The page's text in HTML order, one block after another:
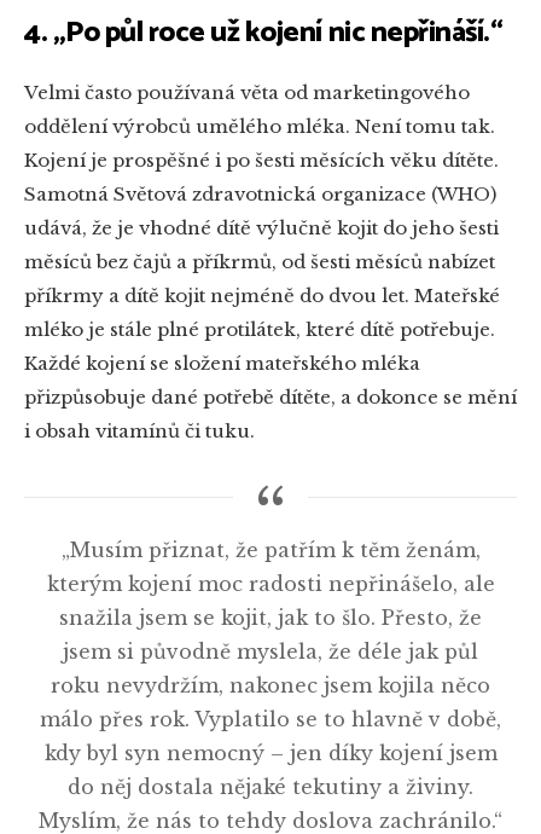
4. „Po půl roce už kojení nic nepřináší.“
Velmi často používaná věta od marketingového
oddělení výrobců umělého mléka. Není tomu tak.
Kojení je prospěšné i po šesti měsících věku dítěte.
Samotná Světová zdravotnická organizace (WHO)
udává, že je vhodné dítě výlučně kojit do jeho šesti
měsíců bez čajů a příkrmů, od šesti měsíců nabízet
příkrmy a dítě kojit nejméně do dvou let. Mateřské
mléko je stále plné protilátek, které dítě potřebuje.
Každé kojení se složení mateřského mléka
přizpůsobuje dané potřebě dítěte, a dokonce se mění
i obsah vitamínů či tuku.
„Musím přiznat, že patřím k těm ženám,
kterým kojení moc radosti nepřinášelo, ale
snažila jsem se kojit, jak to šlo. Přesto, že
jsem si původně myslela, že déle jak půl
roku nevydržím, nakonec jsem kojila něco
málo přes rok. Vyplatilo se to hlavně v době,
kdy byl syn nemocný – jen díky kojení jsem
do něj dostala nějaké tekutiny a živiny.
Myslím, že nás to tehdy doslova zachránilo.“